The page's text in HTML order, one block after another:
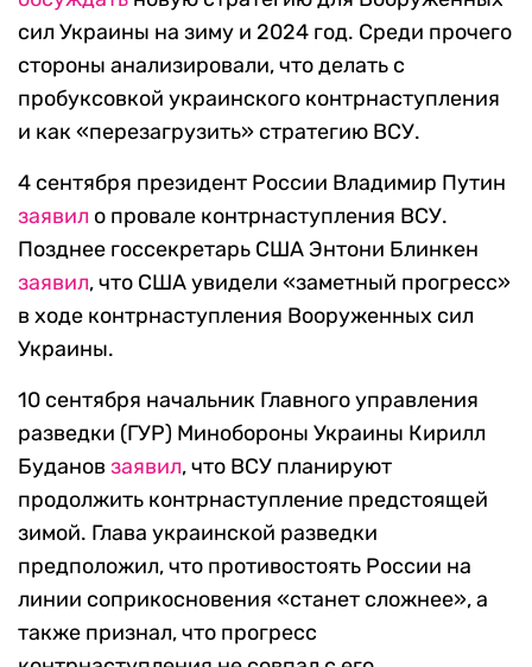
сил Украины на зиму и 2024 год. Среди прочего
стороны анализировали, что делать с
пробуксовкой украинского контрнаступления
и как «перезагрузить» стратегию ВСУ.
4 сентября президент России Владимир Путин
заявил о провале контрнаступления ВСУ.
Позднее госсекретарь США Энтони Блинкен
заявил, что США увидели «заметный прогресс»
в ходе контрнаступления Вооруженных сил
Украины.
10 сентября начальник Главного управления
разведки (ГУР) Минобороны Украины Кирилл
Буданов заявил, что ВСУ планируют
продолжить контрнаступление предстоящей
зимой. Глава украинской разведки
предположил, что противостоять России на
линии соприкосновения «станет сложнее», а
также признал, что прогресс